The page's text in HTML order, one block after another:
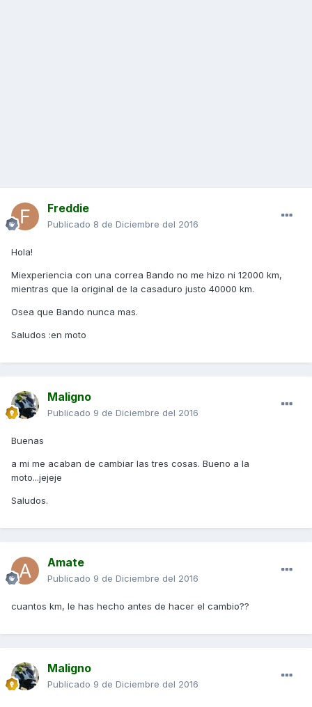
Freddie
Publicado 8 de Diciembre del 2016
Hola!
Miexperiencia con una correa Bando no me hizo ni 12000 km,
mientras que la original de la casaduro justo 40000 km.
Osea que Bando nunca mas.
Saludos :en moto
Maligno
Publicado 9 de Diciembre del 2016
Buenas
a mi me acaban de cambiar las tres cosas. Bueno a la
moto...jejeje
Saludos.
Amate
Publicado 9 de Diciembre del 2016
cuantos km, le has hecho antes de hacer el cambio??
Maligno
Publicado 9 de Diciembre del 2016